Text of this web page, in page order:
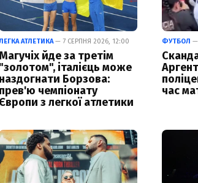
АТЛЕТИКА— 7 СЕРПНЯ 2026, 12:00
Магучіх йде за третім
"золотом", італієць може
наздогнати Борзова:
прев'ю чемпіонату
Європи з легкої атлетики
ФУТБОЛ —
час